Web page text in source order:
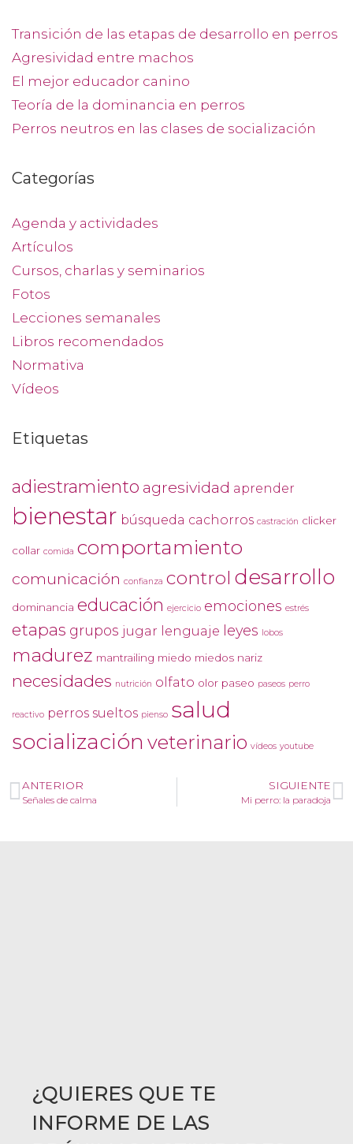
Transición de las etapas de desarrollo en perros
Agresividad entre machos
El mejor educador canino
Teoría de la dominancia en perros
Perros neutros en las clases de socialización
Categorías
Agenda y actividades
Artículos
Cursos, charlas y seminarios
Fotos
Lecciones semanales
Libros recomendados
Normativa
Vídeos
Etiquetas
adiestramiento agresividad aprender
bienestar búsqueda cachorros castración clicker
collar comida comportamiento
comunicación confianza control desarrollo
dominancia educación ejercicio emociones estrés
etapas grupos jugar lenguaje leyes lobos
madurez mantrailing miedo miedos nariz
necesidades nutrición olfato olor paseo paseos perro
reactivo perros sueltos pienso salud
socialización veterinario vídeos youtube
ANTERIOR
Señales de calma
SIGUIENTE
Mi perro: la paradoja
¿QUIERES QUE TE
INFORME DE LAS